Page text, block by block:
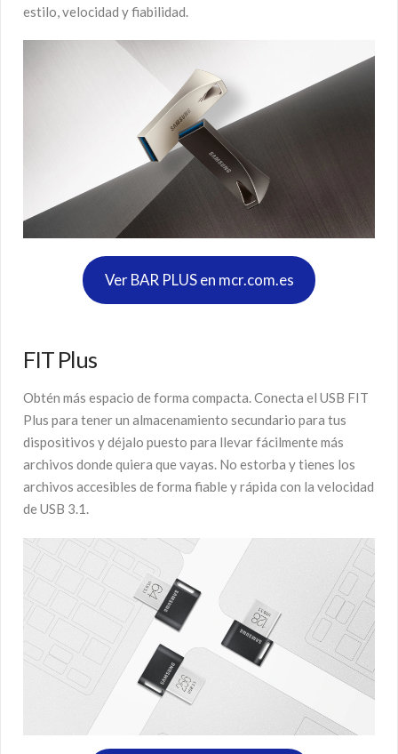
estilo, velocidad y fiabilidad.
Ver BAR PLUS en mcr.com.es
FIT Plus
Obtén más espacio de forma compacta. Conecta el USB FIT
Plus para tener un almacenamiento secundario para tus
dispositivos y déjalo puesto para llevar fácilmente más
archivos donde quiera que vayas. No estorba y tienes los
archivos accesibles de forma fiable y rápida con la velocidad
de USB 3.1.